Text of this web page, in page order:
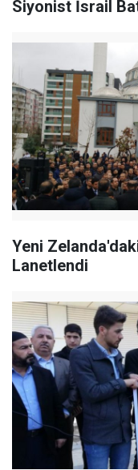
Siyonist İsrail
Yeni
Lanetlendi